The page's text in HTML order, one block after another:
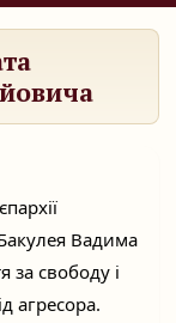
Вадима
за свободу і
агресора.